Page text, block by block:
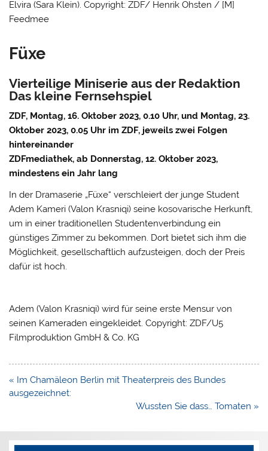
Elvira (Sara Klein). Copyright: ZDF/ Henrik Ohsten / [M]
Feedmee
Füxe
Vierteilige Miniserie aus der Redaktion
Das kleine Fernsehspiel
ZDF, Montag, 16. Oktober 2023, 0.10 Uhr, und Montag, 23.
Oktober 2023, 0.05 Uhr im ZDF, jeweils zwei Folgen
hintereinander
ZDFmediathek, ab Donnerstag, 12. Oktober 2023,
mindestens ein Jahr lang
In der Dramaserie „Füxe“ verschleiert der junge Student
Adem Kameri (Valon Krasniqi) seine kosovarische Herkunft,
um in einer traditionellen Studentenverbindung ein
günstiges Zimmer zu bekommen. Dort bietet sich ihm die
Möglichkeit, gesellschaftlich aufzusteigen, doch der Preis
dafür ist hoch.
Adem (Valon Krasniqi) wird für seine erste Mensur von
seinen Kameraden eingekleidet. Copyright: ZDF/U5
Filmproduktion GmbH & Co. KG
Beitragsnavigation
« Im Chamäleon Berlin mit Theaterpreis des Bundes
ausgezeichnet:
Wussten Sie dass… Tomaten »